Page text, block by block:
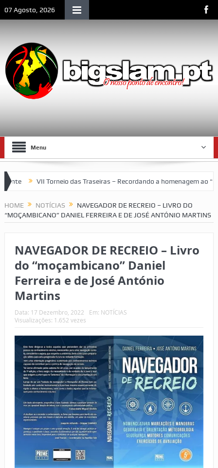
07 Agosto, 2026
Menu
VII Torneio das Traseiras – Recordando a homenagem ao “4
HOME NOTÍCIAS
NAVEGADOR DE RECREIO – LIVRO DO
“MOÇAMBICANO” DANIEL FERREIRA E DE JOSÉ ANTÓNIO MARTINS
NAVEGADOR DE RECREIO – Livro
do “moçambicano” Daniel
Ferreira e de José António
Martins
Data: 17 Dezembro, 2022 Em: NOTÍCIAS
Visualizações: 1.652 vezes